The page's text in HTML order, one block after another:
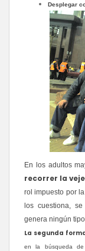
Desplegar
En los adultos
recorrer la
rol impuesto por
los cuestiona,
genera ningún
La segunda
en la búsqueda de